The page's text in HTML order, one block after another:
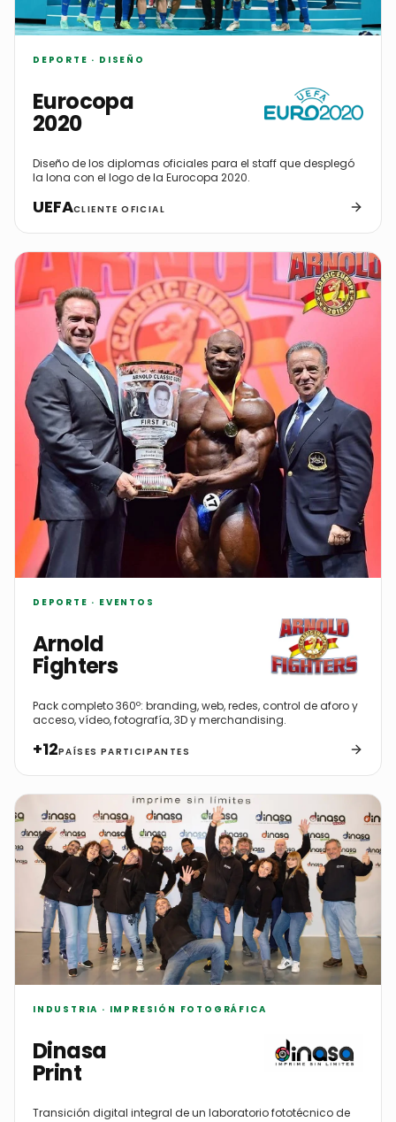
DEPORTE · DISEÑO
Eurocopa
2020
Diseño de los diplomas oficiales para el staff que desplegó
la lona con el logo de la Eurocopa 2020.
UEFACLIENTE OFICIAL
DEPORTE · EVENTOS
Arnold
Fighters
Pack completo 360º: branding, web, redes, control de aforo y
acceso, vídeo, fotografía, 3D y merchandising.
+12PAÍSES PARTICIPANTES
INDUSTRIA · IMPRESIÓN FOTOGRÁFICA
Dinasa
Print
Transición digital integral de un laboratorio fototécnico de